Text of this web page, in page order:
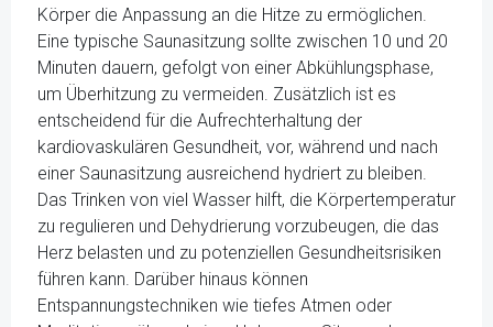
Körper die Anpassung an die Hitze zu ermöglichen.
Eine typische Saunasitzung sollte zwischen 10 und 20
Minuten dauern, gefolgt von einer Abkühlungsphase,
um Überhitzung zu vermeiden. Zusätzlich ist es
entscheidend für die Aufrechterhaltung der
kardiovaskulären Gesundheit, vor, während und nach
einer Saunasitzung ausreichend hydriert zu bleiben.
Das Trinken von viel Wasser hilft, die Körpertemperatur
zu regulieren und Dehydrierung vorzubeugen, die das
Herz belasten und zu potenziellen Gesundheitsrisiken
führen kann. Darüber hinaus können
Entspannungstechniken wie tiefes Atmen oder